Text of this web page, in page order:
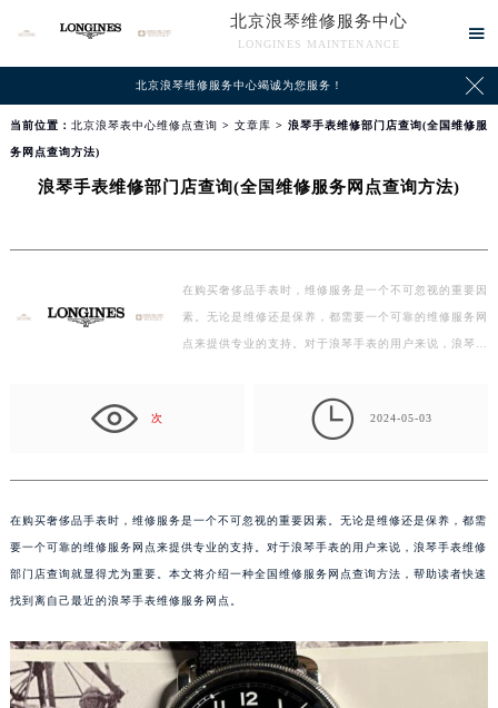
北京浪琴维修服务中心
LONGINES MAINTENANCE

北京浪琴维修服务中心竭诚为您服务！ 
当前位置： 北京浪琴表中心维修点查询 > 文章库 > 浪琴手表维修部门店查询(全国维修服
务网点查询方法)
浪琴手表维修部门店查询(全国维修服务网点查询方法)
在购买奢侈品手表时，维修服务是一个不可忽视的重要因
素。无论是维修还是保养，都需要一个可靠的维修服务网
点来提供专业的支持。对于浪琴手表的用户来说，浪琴…
次  2024-05-03
在购买奢侈品手表时，维修服务是一个不可忽视的重要因素。无论是维修还是保养，都需
要一个可靠的维修服务网点来提供专业的支持。对于浪琴手表的用户来说，浪琴手表维修
部门店查询就显得尤为重要。本文将介绍一种全国维修服务网点查询方法，帮助读者快速
找到离自己最近的浪琴手表维修服务网点。